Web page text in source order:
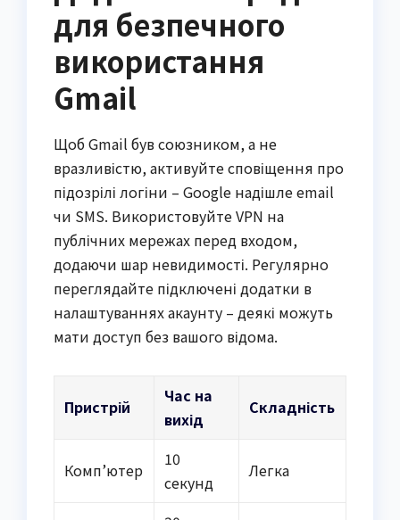
для безпечного
використання
Gmail
Щоб Gmail був союзником, а не
вразливістю, активуйте сповіщення про
підозрілі логіни – Google надішле email
чи SMS. Використовуйте VPN на
публічних мережах перед входом,
додаючи шар невидимості. Регулярно
переглядайте підключені додатки в
налаштуваннях акаунту – деякі можуть
мати доступ без вашого відома.
Пристрій
Час на
вихід
Складність
Комп’ютер
10
секунд
Легка